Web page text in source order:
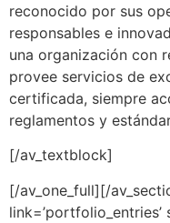
reconocido por sus
responsables e
una organización con
provee servicios de
certificada, siempre
reglamentos y
[/av_textblock]
[/av_one_full][/
link=’portfolio_entries’